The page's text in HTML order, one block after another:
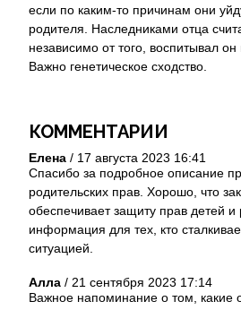
если по каким-то причинам они
родителя. Наследниками отца
независимо от того, воспитывал он
Важно генетическое сходство.
КОММЕНТАРИИ
Елена / 17 августа 2023 16:41
Спасибо за подробное описание
родительских прав. Хорошо, что
обеспечивает защиту прав детей
информация для тех, кто
ситуацией.
Алла / 21 сентября 2023 17:14
Важное напоминание о том, какие